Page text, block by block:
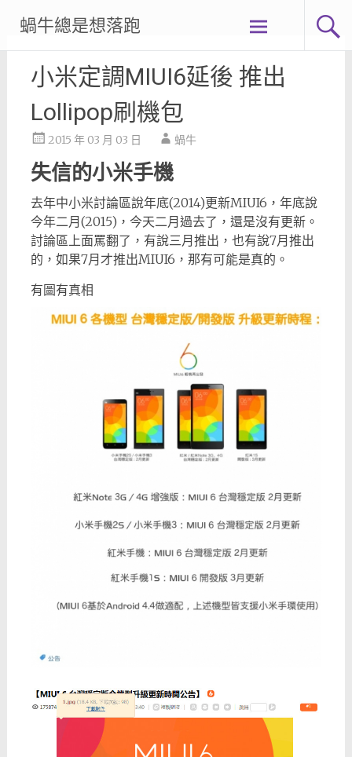
content
蝸牛總是想落跑
小米定調MIUI6延後 推出
Lollipop刷機包
2015 年 03 月 03 日 蝸牛
失信的小米手機
去年中小米討論區說年底(2014)更新MIUI6，年底說
今年二月(2015)，今天二月過去了，還是沒有更新。
討論區上面罵翻了，有說三月推出，也有說7月推出
的，如果7月才推出MIUI6，那有可能是真的。
有圖有真相